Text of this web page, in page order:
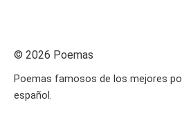
© 2026 Poemas
Poemas famosos de los mejores
español.